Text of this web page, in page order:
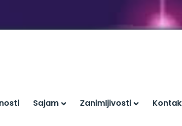
Sajam Zanimljivosti